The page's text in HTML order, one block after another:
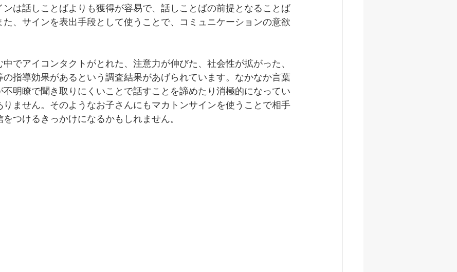
ンは話しことばよりも獲得が容易で、話しことばの前提となることば
、サインを表出手段として使うことで、コミュニケーションの意欲
でアイコンタクトがとれた、注意力が伸びた、社会性が拡がった、
指導効果があるという調査結果があげられています。なかなか言葉
不明瞭で聞き取りにくいことで話すことを諦めたり消極的になってい
りません。そのようなお子さんにもマカトンサインを使うことで相手
つけるきっかけになるかもしれません。